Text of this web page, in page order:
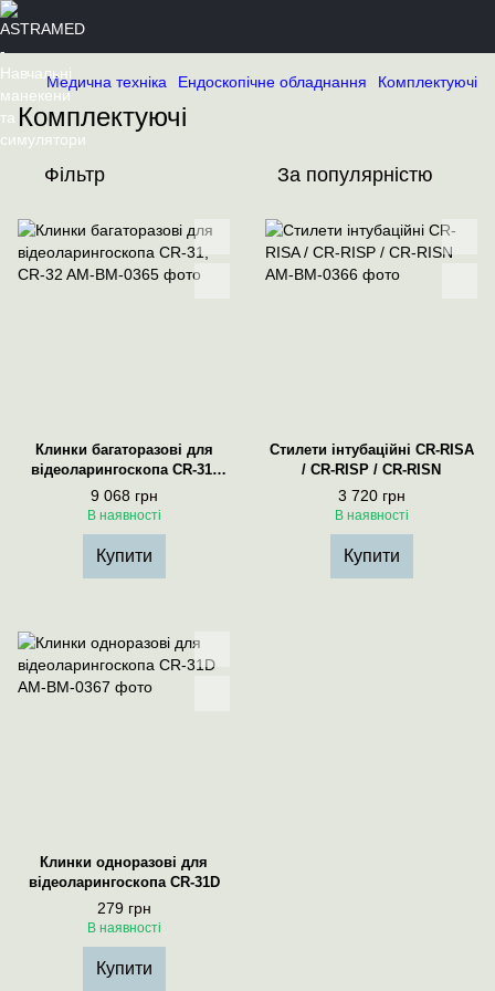
Медична техніка Ендоскопічне обладнання Комплектуючі
Комплектуючі
Фільтр За популярністю
Клинки багаторазові для
відеоларингоскопа CR-31,
CR-32
9 068 грн
В наявності
Купити
Cтилети інтубаційні CR-RISA
/ CR-RISP / CR-RISN
3 720 грн
В наявності
Купити
Клинки одноразові для
відеоларингоскопа CR-31D
279 грн
В наявності
Купити